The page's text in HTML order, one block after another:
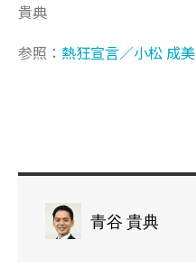
貴典
参照： 熱狂宣言／小松 成美
青谷 貴典